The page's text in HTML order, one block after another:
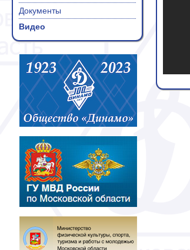
Документы
Видео